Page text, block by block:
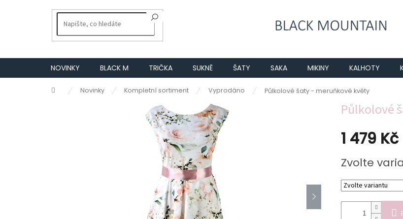
NOVINKY BLACK M TRIČKA SUKNĚ ŠATY SAKA MIKINY KALHOTY
Domů Novinky Kompletní sortiment Vyprodáno Půlkolové šaty - meruňkové květy
Půlkolové
1 479 Kč
cena:
Zvolte